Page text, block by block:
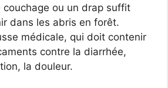
couchage ou un drap suffit
dans les abris en forêt.
médicale, qui doit contenir
contre la diarrhée,
la douleur.